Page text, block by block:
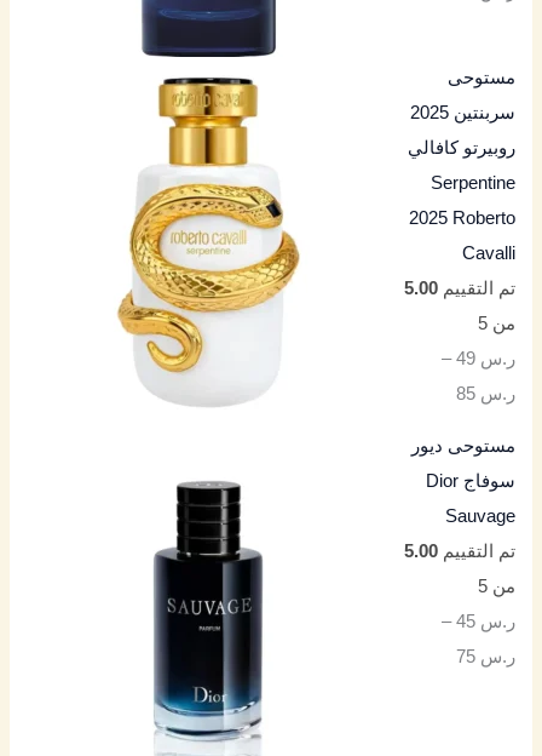
مستوحى
سربنتين 2025
روبيرتو كافالي
Serpentine
2025 Roberto
Cavalli
تم التقييم5.00
من 5
ر.س 49
–
ر.س 85
مستوحى ديور
سوفاج Dior
Sauvage
تم التقييم5.00
من 5
ر.س 45
–
ر.س 75